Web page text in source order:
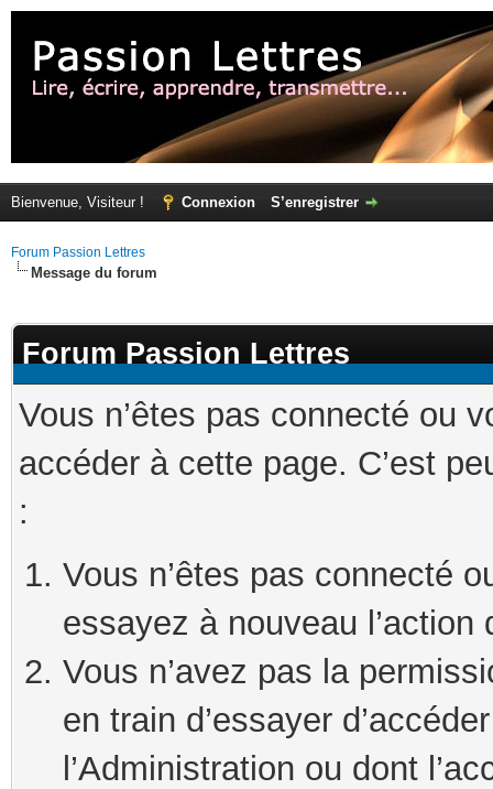
Bienvenue, Visiteur ! Connexion S’enregistrer
Forum Passion Lettres
Message du forum
Forum Passion Lettres
Vous n’êtes pas connecté ou
accéder à cette page. C’est
:
Vous n’êtes pas connecté
essayez à nouveau
Vous n’avez pas la
en train d’essayer
l’Administration ou dont